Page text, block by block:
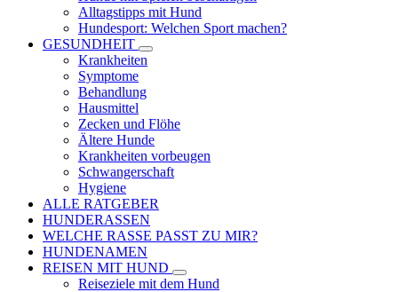
Alltagstipps mit Hund
Hundesport: Welchen Sport machen?
GESUNDHEIT
Krankheiten
Symptome
Behandlung
Hausmittel
Zecken und Flöhe
Ältere Hunde
Krankheiten vorbeugen
Schwangerschaft
Hygiene
ALLE RATGEBER
HUNDERASSEN
WELCHE RASSE PASST ZU MIR?
HUNDENAMEN
REISEN MIT HUND
Reiseziele mit dem Hund